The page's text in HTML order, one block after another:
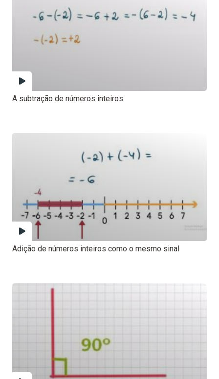
A subtração de números inteiros
Adição de números inteiros como o mesmo sinal